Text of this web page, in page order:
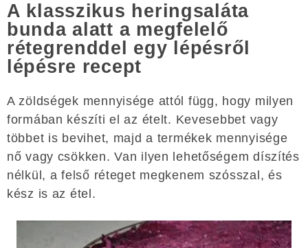
A klasszikus heringsaláta
bunda alatt a megfelelő
rétegrenddel egy lépésről
lépésre recept
A zöldségek mennyisége attól függ, hogy milyen
formában készíti el az ételt. Kevesebbet vagy
többet is bevihet, majd a termékek mennyisége
nő vagy csökken. Van ilyen lehetőségem díszítés
nélkül, a felső réteget megkenem szósszal, és
kész is az étel.